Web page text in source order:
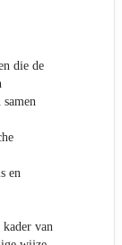
die de
en
van